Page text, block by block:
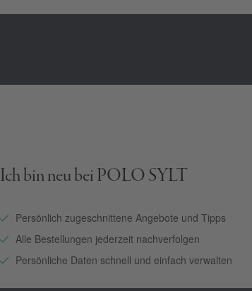
Ich bin neu bei POLO SYLT
Persönlich zugeschnittene Angebote und Tipps
Alle Bestellungen jederzeit nachverfolgen
Persönliche Daten schnell und einfach verwalten